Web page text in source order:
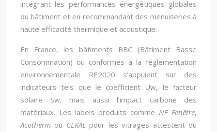
intégrant les performances énergétiques globales
du bâtiment et en recommandant des menuiseries à
haute efficacité thermique et acoustique.
En France, les bâtiments BBC (Bâtiment Basse
Consommation) ou conformes à la réglementation
environnementale RE2020 s’appuient sur des
indicateurs tels que le coefficient Uw, le facteur
solaire Sw, mais aussi l’impact carbone des
matériaux. Les labels produits comme NF Fenêtre,
Acotherm ou CEKAL pour les vitrages attestent du